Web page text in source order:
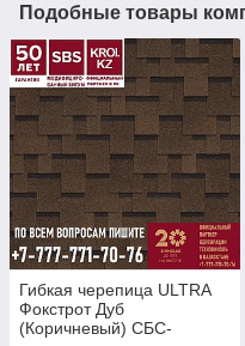
Подобные товары
Гибкая черепица ULTRA
Фокстрот Дуб
(Коричневый) СБС-